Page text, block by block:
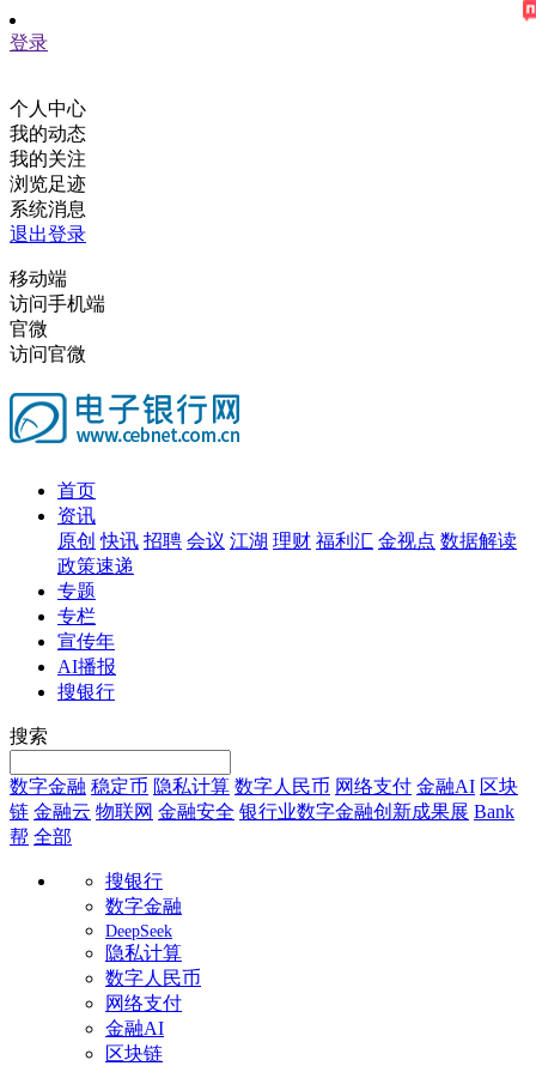
登录
个人中心
我的动态
我的关注
浏览足迹
系统消息
退出登录
移动端
访问手机端
官微
访问官微
首页
资讯
原创 快讯 招聘 会议 江湖 理财 福利汇 金视点 数据解读
政策速递
专题
专栏
宣传年
AI播报
搜银行
搜索
数字金融 稳定币 隐私计算 数字人民币 网络支付 金融AI 区块
链 金融云 物联网 金融安全 银行业数字金融创新成果展 Bank
帮 全部
搜银行
数字金融
DeepSeek
隐私计算
数字人民币
网络支付
金融AI
区块链